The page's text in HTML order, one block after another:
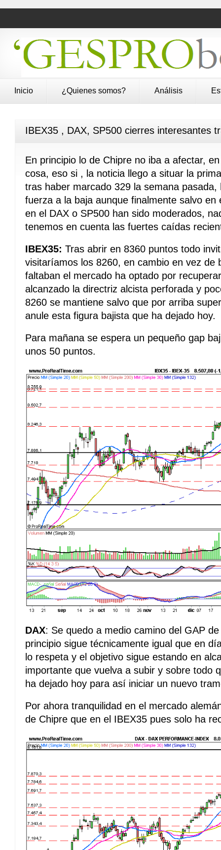
Inicio ¿Quienes somos? Análisis
IBEX35 , DAX, SP500 cierres interesantes
En principio lo de Chipre no iba a afectar,
cosa, eso si , la noticia llego a situar la
tras haber marcado 329 la semana
fuerza a la baja aunque finalmente salvo
en el DAX o SP500 han sido moderados,
tenemos en cuenta las fuertes caídas
IBEX35: Tras abrir en 8360 puntos todo
visitaríamos los 8260, en cambio en vez de
faltaban el mercado ha optado por
alcanzado la directriz alcista perforada y
8260 se mantiene salvo que por arriba
anule esta figura bajista que ha dejado hoy.
Para mañana se espera un pequeño gap
unos 50 puntos.
DAX: Se quedo a medio camino del GAP
principio sigue técnicamente igual que en
lo respeta y el objetivo sigue estando en
importante que vuelva a subir y sobre todo
ha dejado hoy para así iniciar un nuevo
Por ahora tranquilidad en el mercado
de Chipre que en el IBEX35 pues solo ha